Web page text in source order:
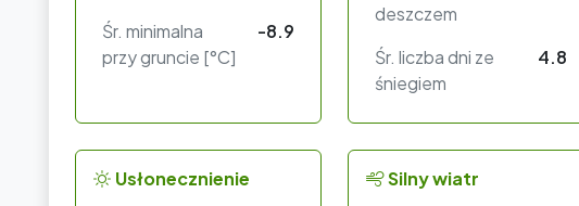
Śr. minimalna
przy gruncie [°C]
-8.9
deszczem
Śr. liczba dni ze
śniegiem
4.8
Usłonecznienie
Silny wiatr